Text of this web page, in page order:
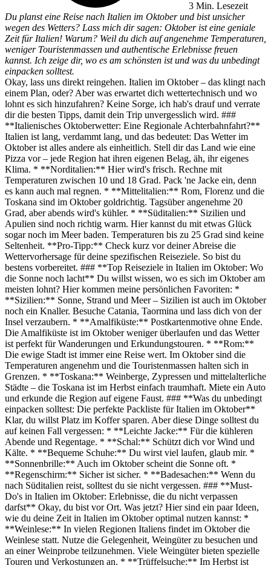
3 Min. Lesezeit
Du planst eine Reise nach Italien im Oktober und bist unsicher
wegen des Wetters? Lass mich dir sagen: Oktober ist eine geniale
Zeit für Italien! Warum? Weil du dich auf angenehme Temperaturen,
weniger Touristenmassen und authentische Erlebnisse freuen
kannst. Ich zeige dir, wo es am schönsten ist und was du unbedingt
einpacken solltest.
Okay, lass uns direkt reingehen. Italien im Oktober – das klingt nach
einem Plan, oder? Aber was erwartet dich wettertechnisch und wo
lohnt es sich hinzufahren? Keine Sorge, ich hab's drauf und verrate
dir die besten Tipps, damit dein Trip unvergesslich wird. ###
**Italienisches Oktoberwetter: Eine Regionale Achterbahnfahrt?**
Italien ist lang, verdammt lang, und das bedeutet: Das Wetter im
Oktober ist alles andere als einheitlich. Stell dir das Land wie eine
Pizza vor – jede Region hat ihren eigenen Belag, äh, ihr eigenes
Klima. * **Norditalien:** Hier wird's frisch. Rechne mit
Temperaturen zwischen 10 und 18 Grad. Pack 'ne Jacke ein, denn
es kann auch mal regnen. * **Mittelitalien:** Rom, Florenz und die
Toskana sind im Oktober goldrichtig. Tagsüber angenehme 20
Grad, aber abends wird's kühler. * **Süditalien:** Sizilien und
Apulien sind noch richtig warm. Hier kannst du mit etwas Glück
sogar noch im Meer baden. Temperaturen bis zu 25 Grad sind keine
Seltenheit. **Pro-Tipp:** Check kurz vor deiner Abreise die
Wettervorhersage für deine spezifischen Reiseziele. So bist du
bestens vorbereitet. ### **Top Reiseziele in Italien im Oktober: Wo
die Sonne noch lacht** Du willst wissen, wo es sich im Oktober am
meisten lohnt? Hier kommen meine persönlichen Favoriten: *
**Sizilien:** Sonne, Strand und Meer – Sizilien ist auch im Oktober
noch ein Knaller. Besuche Catania, Taormina und lass dich von der
Insel verzaubern. * **Amalfiküste:** Postkartenmotive ohne Ende.
Die Amalfiküste ist im Oktober weniger überlaufen und das Wetter
ist perfekt für Wanderungen und Erkundungstouren. * **Rom:**
Die ewige Stadt ist immer eine Reise wert. Im Oktober sind die
Temperaturen angenehm und die Touristenmassen halten sich in
Grenzen. * **Toskana:** Weinberge, Zypressen und mittelalterliche
Städte – die Toskana ist im Herbst einfach traumhaft. Miete ein Auto
und erkunde die Region auf eigene Faust. ### **Was du unbedingt
einpacken solltest: Die perfekte Packliste für Italien im Oktober**
Klar, du willst Platz im Koffer sparen. Aber diese Dinge solltest du
auf keinen Fall vergessen: * **Leichte Jacke:** Für die kühleren
Abende und Regentage. * **Schal:** Schützt dich vor Wind und
Kälte. * **Bequeme Schuhe:** Du wirst viel laufen, glaub mir. *
**Sonnenbrille:** Auch im Oktober scheint die Sonne oft. *
**Regenschirm:** Sicher ist sicher. * **Badesachen:** Wenn du
nach Süditalien reist, solltest du sie nicht vergessen. ### **Must-
Do's in Italien im Oktober: Erlebnisse, die du nicht verpassen
darfst** Okay, du bist vor Ort. Was jetzt? Hier sind ein paar Ideen,
wie du deine Zeit in Italien im Oktober optimal nutzen kannst: *
**Weinlese:** In vielen Regionen Italiens findet im Oktober die
Weinlese statt. Nutze die Gelegenheit, Weingüter zu besuchen und
an einer Weinprobe teilzunehmen. Viele Weingüter bieten spezielle
Touren und Verkostungen an. * **Trüffelsuche:** Im Herbst ist